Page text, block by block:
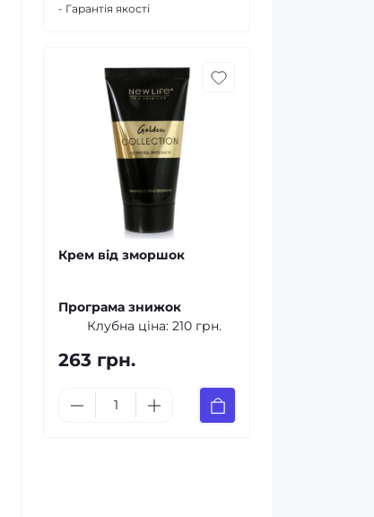
- Гарантія якості
Крем від зморшок
Програма знижок
Клубна ціна: 210 грн.
263 грн.